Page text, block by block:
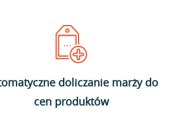
doliczanie marży do
cen produktów